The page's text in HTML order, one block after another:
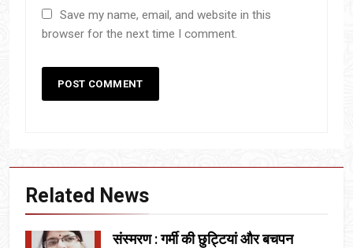
Save my name, email, and website in this
browser for the next time I comment.
Related News
संस्मरण : गर्मी की छुट्टियां और बचपन